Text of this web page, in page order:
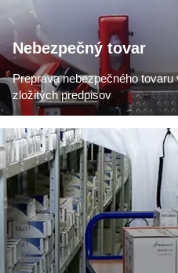
Nebezpečný tovar
Preprava nebezpečného
zložitých predpisov